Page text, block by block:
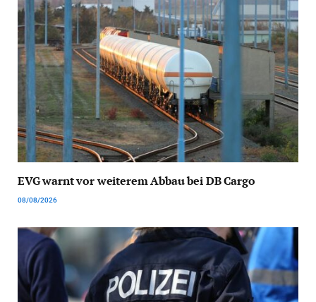
EVG warnt vor weiterem Abbau bei DB Cargo
08/08/2026